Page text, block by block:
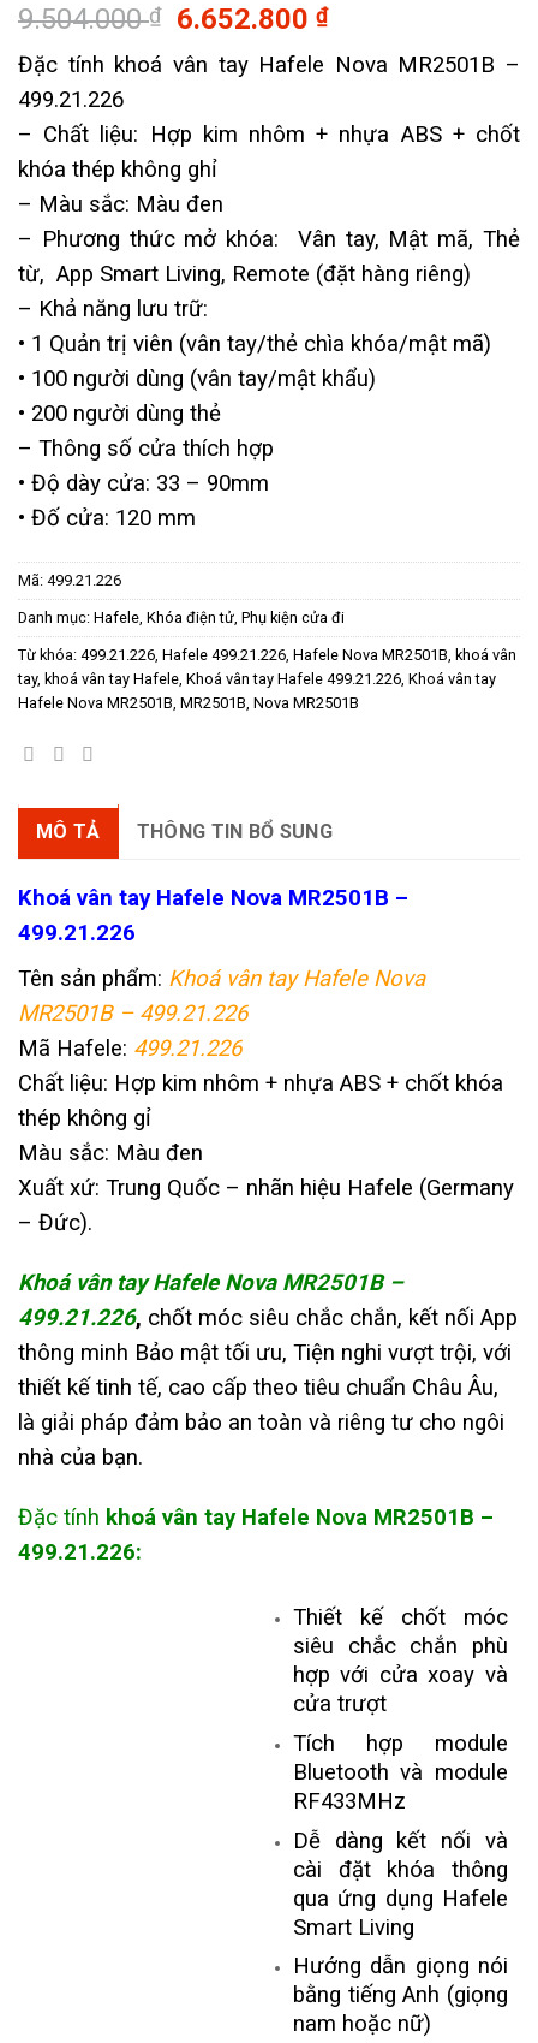
9.504.000₫
Giá
gốc
là:
6.652.800₫Giá
tại
6.652.800 ₫.
Đặc tính khoá vân tay Hafele Nova MR2501B –
499.21.226
– Chất liệu: Hợp kim nhôm + nhựa ABS + chốt
khóa thép không ghỉ
– Màu sắc: Màu đen
– Phương thức mở khóa: Vân tay, Mật mã, Thẻ
từ, App Smart Living, Remote (đặt hàng riêng)
– Khả năng lưu trữ:
• 1 Quản trị viên (vân tay/thẻ chìa khóa/mật mã)
• 100 người dùng (vân tay/mật khẩu)
• 200 người dùng thẻ
– Thông số cửa thích hợp
• Độ dày cửa: 33 – 90mm
• Đố cửa: 120 mm
Mã: 499.21.226
Danh mục: Hafele, Khóa điện tử, Phụ kiện cửa đi
Từ khóa: 499.21.226, Hafele 499.21.226, Hafele Nova MR2501B, khoá vân
tay, khoá vân tay Hafele, Khoá vân tay Hafele 499.21.226, Khoá vân tay
Hafele Nova MR2501B, MR2501B, Nova MR2501B
MÔ TẢ THÔNG TIN BỔ SUNG
Khoá vân tay Hafele Nova MR2501B –
499.21.226
Tên sản phẩm: Khoá vân tay Hafele Nova
MR2501B – 499.21.226
Mã Hafele: 499.21.226
Chất liệu: Hợp kim nhôm + nhựa ABS + chốt khóa
thép không gỉ
Màu sắc: Màu đen
Xuất xứ: Trung Quốc – nhãn hiệu Hafele (Germany
– Đức).
Khoá vân tay Hafele Nova MR2501B –
499.21.226, chốt móc siêu chắc chắn, kết nối App
thông minh Bảo mật tối ưu, Tiện nghi vượt trội, với
thiết kế tinh tế, cao cấp theo tiêu chuẩn Châu Âu,
là giải pháp đảm bảo an toàn và riêng tư cho ngôi
nhà của bạn.
Đặc tính khoá vân tay Hafele Nova MR2501B –
499.21.226:
Thiết kế chốt móc
siêu chắc chắn phù
hợp với cửa xoay và
cửa trượt
Tích hợp module
Bluetooth và module
RF433MHz
Dễ dàng kết nối và
cài đặt khóa thông
qua ứng dụng Hafele
Smart Living
Hướng dẫn giọng nói
bằng tiếng Anh (giọng
nam hoặc nữ)